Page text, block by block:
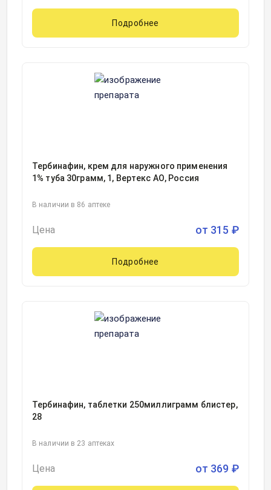
Подробнее
Тербинафин, крем для наружного применения
1% туба 30грамм, 1, Вертекс АО, Россия
В наличии в 86 аптеке
Цена от 315 ₽
Подробнее
Тербинафин, таблетки 250миллиграмм блистер,
28
В наличии в 23 аптеках
Цена от 369 ₽